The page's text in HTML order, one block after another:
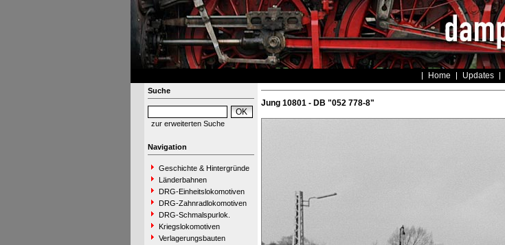
Home Updates
Suche
zur erweiterten Suche
Navigation
Geschichte & Hintergründe
Länderbahnen
DRG-Einheitslokomotiven
DRG-Zahnradlokomotiven
DRG-Schmalspurlok.
Kriegslokomotiven
Verlagerungsbauten
Jung 10801 - DB "052 778-8"